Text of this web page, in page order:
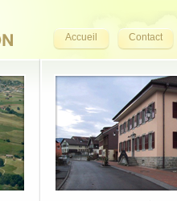
Accueil Contact